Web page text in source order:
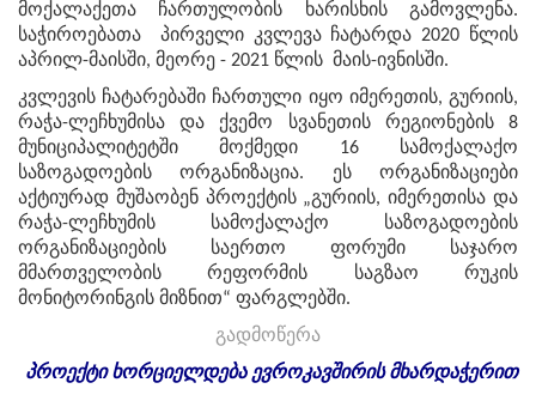
მოქალაქეთა ჩართულობის ხარისხის გამოვლენა.
საჭიროებათა პირველი კვლევა ჩატარდა 2020 წლის
აპრილ-მაისში, მეორე - 2021 წლის მაის-ივნისში.
კვლევის ჩატარებაში ჩართული იყო იმერეთის, გურიის,
რაჭა-ლეჩხუმისა და ქვემო სვანეთის რეგიონების 8
მუნიციპალიტეტში მოქმედი 16 სამოქალაქო
საზოგადოების ორგანიზაცია. ეს ორგანიზაციები
აქტიურად მუშაობენ პროექტის „გურიის, იმერეთისა და
რაჭა-ლეჩხუმის სამოქალაქო საზოგადოების
ორგანიზაციების საერთო ფორუმი საჯარო
მმართველობის რეფორმის საგზაო რუკის
მონიტორინგის მიზნით“ ფარგლებში.
გადმოწერა
პროექტი ხორციელდება ევროკავშირის მხარდაჭერით